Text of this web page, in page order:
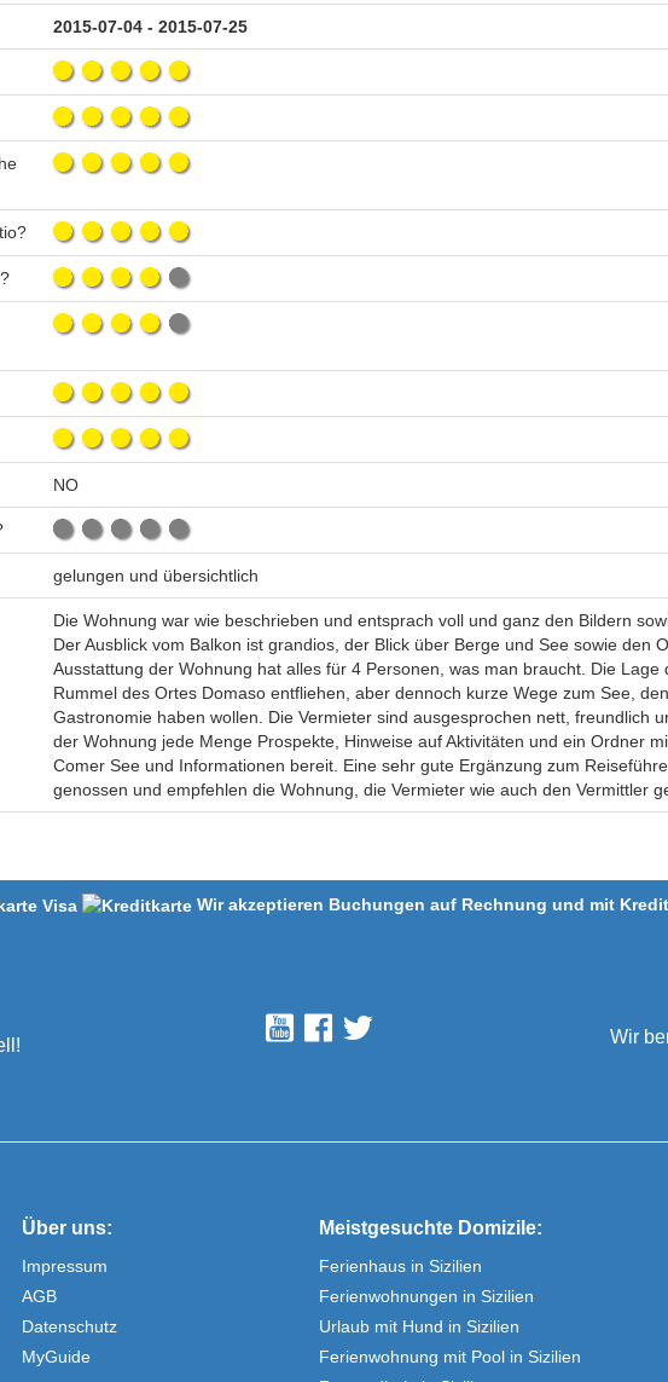
2015-07-04 - 2015-07-25
NO
gelungen und übersichtlich
Die Wohnung war wie beschrieben und entsprach voll und ganz den Bildern
Der Ausblick vom Balkon ist grandios, der Blick über Berge und See sowie den
Ausstattung der Wohnung hat alles für 4 Personen, was man braucht. Die
Rummel des Ortes Domaso entfliehen, aber dennoch kurze Wege zum See,
Gastronomie haben wollen. Die Vermieter sind ausgesprochen nett, freundlich
der Wohnung jede Menge Prospekte, Hinweise auf Aktivitäten und ein Ordner
Comer See und Informationen bereit. Eine sehr gute Ergänzung zum
genossen und empfehlen die Wohnung, die Vermieter wie auch den Vermittler
Wir akzeptieren Buchungen auf Rechnung und mit
Wir
Über uns:
Impressum
AGB
Datenschutz
MyGuide
Meistgesuchte Domizile:
Ferienhaus in Sizilien
Ferienwohnungen in Sizilien
Urlaub mit Hund in Sizilien
Ferienwohnung mit Pool in Sizilien